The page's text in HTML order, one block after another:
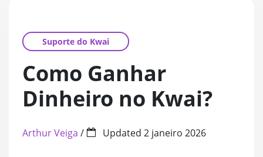
Comentários Instagram
Instagram Outros
Curtidas Automáticas no TikTok
Visualizações TikTok
Visualizações Tiktok Automáticas
Comentários TikTok
Horas Assistidas no
Visualizações
Participantes
Visualizações
Suporte do Kwai
Como Ganhar
Dinheiro no Kwai?
Arthur Veiga / Updated 2 janeiro 2026